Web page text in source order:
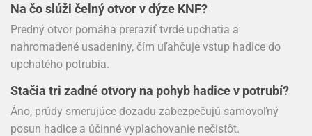
Na čo slúži čelný otvor v dýze KNF?
Predný otvor pomáha preraziť tvrdé upchatia a
nahromadené usadeniny, čím uľahčuje vstup hadice do
upchatého potrubia.
Stačia tri zadné otvory na pohyb hadice v potrubí?
Áno, prúdy smerujúce dozadu zabezpečujú samovoľný
posun hadice a účinné vyplachovanie nečistôt.